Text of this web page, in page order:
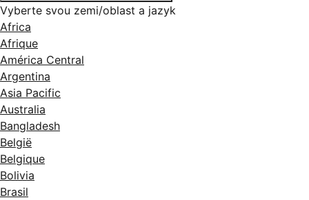
Vyberte svou zemi/oblast a jazyk
Africa
Afrique
América Central
Argentina
Asia Pacific
Australia
Bangladesh
België
Belgique
Bolivia
Brasil